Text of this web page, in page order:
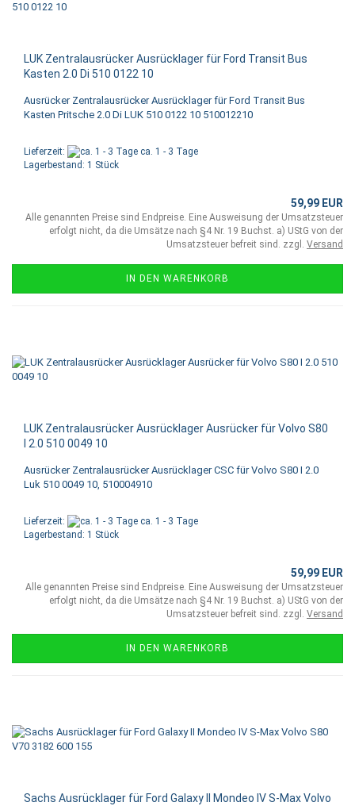
LUK Zentralausrücker Ausrücklager für Ford Transit Bus
Kasten 2.0 Di 510 0122 10
Ausrücker Zentralausrücker Ausrücklager für Ford Transit Bus
Kasten Pritsche 2.0 Di LUK 510 0122 10 510012210
Lieferzeit:
ca. 1 - 3 Tage
Lagerbestand: 1 Stück
59,99 EUR
Alle genannten Preise sind Endpreise. Eine Ausweisung der Umsatzsteuer
erfolgt nicht, da die Umsätze nach §4 Nr. 19 Buchst. a) UStG von der
Umsatzsteuer befreit sind. zzgl. Versand
IN DEN WARENKORB
LUK Zentralausrücker Ausrücklager Ausrücker für Volvo S80
I 2.0 510 0049 10
Ausrücker Zentralausrücker Ausrücklager CSC für Volvo S80 I 2.0
Luk 510 0049 10, 510004910
Lieferzeit:
ca. 1 - 3 Tage
Lagerbestand: 1 Stück
59,99 EUR
Alle genannten Preise sind Endpreise. Eine Ausweisung der Umsatzsteuer
erfolgt nicht, da die Umsätze nach §4 Nr. 19 Buchst. a) UStG von der
Umsatzsteuer befreit sind. zzgl. Versand
IN DEN WARENKORB
Sachs Ausrücklager für Ford Galaxy II Mondeo IV S-Max Volvo